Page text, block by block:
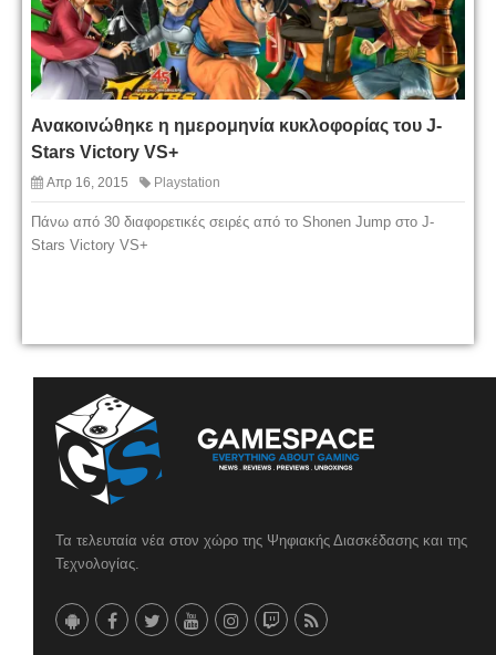
Ανακοινώθηκε η ημερομηνία κυκλοφορίας του J-
Stars Victory VS+
Απρ 16, 2015 Playstation
Πάνω από 30 διαφορετικές σειρές από το Shonen Jump στο J-
Stars Victory VS+
Τα τελευταία νέα στον χώρο της Ψηφιακής Διασκέδασης και της
Τεχνολογίας.